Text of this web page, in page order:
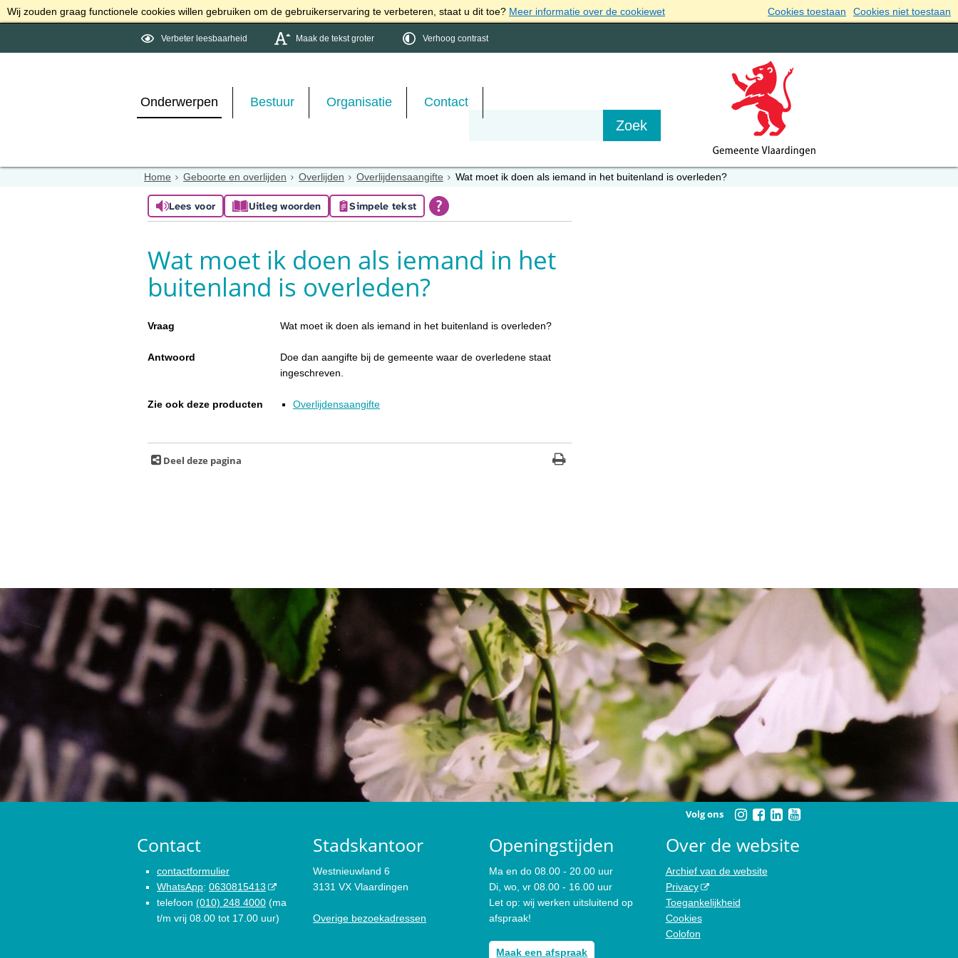
Wij zouden graag functionele cookies willen gebruiken om de gebruikerservaring te verbeteren, staat u dit toe? Meer informatie over de cookiewet Cookies toestaan Cookies niet toestaan
Verbeter leesbaarheid Maak de tekst groter Verhoog contrast
Onderwerpen Bestuur Organisatie Contact
Home Geboorte en overlijden Overlijden Overlijdensaangifte Wat moet ik doen als iemand in het buitenland is overleden?
Lees voor Uitleg woorden Simpele tekst
Wat moet ik doen als iemand in het
buitenland is overleden?
Vraag Wat moet ik doen als iemand in het buitenland is overleden?
Antwoord
Doe dan aangifte bij de gemeente waar de overledene staat
ingeschreven.
Zie ook deze producten Overlijdensaangifte
Deel deze pagina
Volg ons
Contact
contactformulier
WhatsApp: 0630815413
telefoon (010) 248 4000 (ma
t/m vrij 08.00 tot 17.00 uur)
Stadskantoor
Westnieuwland 6
3131 VX Vlaardingen
Overige bezoekadressen
Openingstijden
Ma en do 08.00 - 20.00 uur
Di, wo, vr 08.00 - 16.00 uur
Let op: wij werken uitsluitend op
afspraak!
Maak een afspraak
Over de website
Archief van de website
Privacy
Toegankelijkheid
Cookies
Colofon